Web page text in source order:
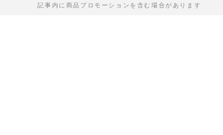
記事内に商品プロモーションを含む場合があります